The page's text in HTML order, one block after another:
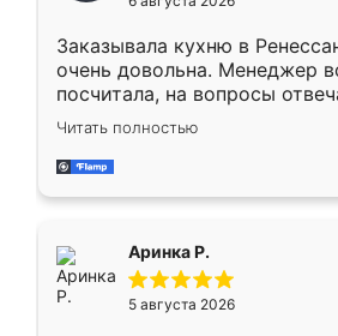
мебели буду заказывать
Заказывала кухню в
очень довольна. Менеджер
посчитала, на вопросы
Замерщик приехал в
делу со всей
за день, ребята работали
Читать полностью
Аринка Р.
5 августа 2026